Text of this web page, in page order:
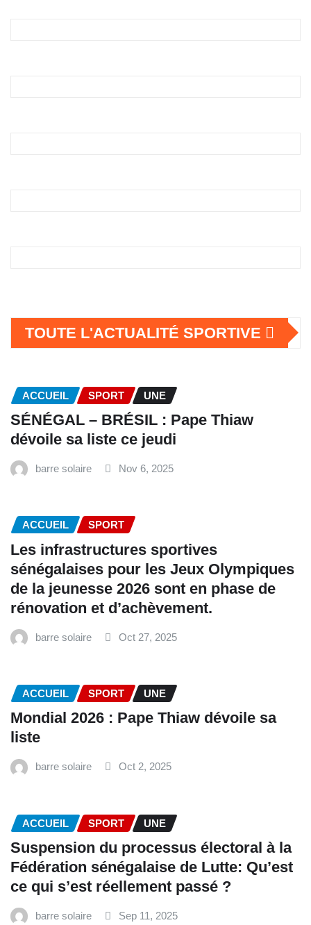
TOUTE L'ACTUALITÉ SPORTIVE
ACCUEIL SPORT UNE
SÉNÉGAL – BRÉSIL : Pape Thiaw
dévoile sa liste ce jeudi
barre solaire Nov 6, 2025
ACCUEIL SPORT
Les infrastructures sportives
sénégalaises pour les Jeux Olympiques
de la jeunesse 2026 sont en phase de
rénovation et d’achèvement.
barre solaire Oct 27, 2025
ACCUEIL SPORT UNE
Mondial 2026 : Pape Thiaw dévoile sa
liste
barre solaire Oct 2, 2025
ACCUEIL SPORT UNE
‎Suspension du processus électoral à la
Fédération sénégalaise de Lutte: Qu’est
ce qui s’est réellement passé ? ‎‎
barre solaire Sep 11, 2025